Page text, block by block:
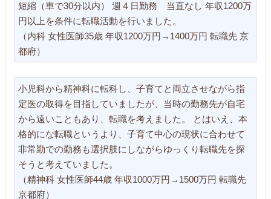
短縮（車で30分以内） 週４日勤務 当直なし 年収1200万
円以上を条件に転職活動を行いました。
（内科 女性医師35歳 年収1200万円→1400万円 転職先 京
都府）
小児科から精神科に転科し、子育てと両立させながら指
定医の取得を目指していましたが、当時の勤務先が自宅
から遠いこともあり、転職を考えました。 とはいえ、本
格的にな転職というより、子育て中心の現状に合わせて
非常勤での勤務も選択肢にしながらゆっくり転職先を探
そうと考えていました。
（精神科 女性医師44歳 年収1000万円→1500万円 転職先
京都府）